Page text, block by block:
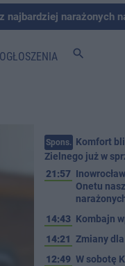
najbardziej narażonych
OGŁOSZENIA search
Spons. Komfort
Zielnego już w
21:57
Onetu
14:43 Kombajn
14:21 Zmiany
12:49 W sobotę